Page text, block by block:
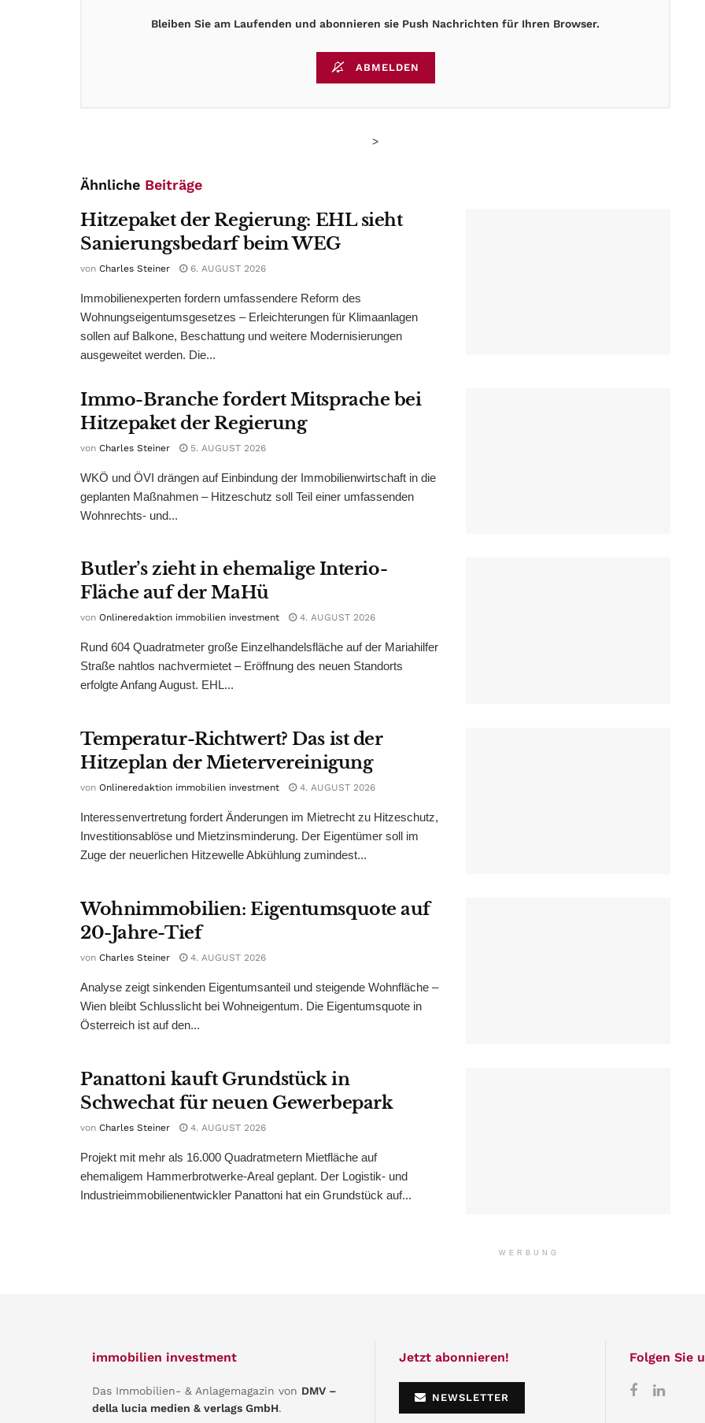
Bleiben Sie am Laufenden und abonnieren sie Push Nachrichten für Ihren Browser.
ABMELDEN
>
Ähnliche Beiträge
Hitzepaket der Regierung: EHL sieht
Sanierungsbedarf beim WEG
von Charles Steiner 6. AUGUST 2026
Immobilienexperten fordern umfassendere Reform des
Wohnungseigentumsgesetzes – Erleichterungen für Klimaanlagen
sollen auf Balkone, Beschattung und weitere Modernisierungen
ausgeweitet werden. Die...
Immo-Branche fordert Mitsprache bei
Hitzepaket der Regierung
von Charles Steiner 5. AUGUST 2026
WKÖ und ÖVI drängen auf Einbindung der Immobilienwirtschaft in die
geplanten Maßnahmen – Hitzeschutz soll Teil einer umfassenden
Wohnrechts- und...
Butler’s zieht in ehemalige Interio-
Fläche auf der MaHü
von Onlineredaktion immobilien investment 4. AUGUST 2026
Rund 604 Quadratmeter große Einzelhandelsfläche auf der Mariahilfer
Straße nahtlos nachvermietet – Eröffnung des neuen Standorts
erfolgte Anfang August. EHL...
Temperatur-Richtwert? Das ist der
Hitzeplan der Mietervereinigung
von Onlineredaktion immobilien investment 4. AUGUST 2026
Interessenvertretung fordert Änderungen im Mietrecht zu Hitzeschutz,
Investitionsablöse und Mietzinsminderung. Der Eigentümer soll im
Zuge der neuerlichen Hitzewelle Abkühlung zumindest...
Wohnimmobilien: Eigentumsquote auf
20-Jahre-Tief
von Charles Steiner 4. AUGUST 2026
Analyse zeigt sinkenden Eigentumsanteil und steigende Wohnfläche –
Wien bleibt Schlusslicht bei Wohneigentum. Die Eigentumsquote in
Österreich ist auf den...
Panattoni kauft Grundstück in
Schwechat für neuen Gewerbepark
von Charles Steiner 4. AUGUST 2026
Projekt mit mehr als 16.000 Quadratmetern Mietfläche auf
ehemaligem Hammerbrotwerke-Areal geplant. Der Logistik- und
Industrieimmobilienentwickler Panattoni hat ein Grundstück auf...
WERBUNG
immobilien investment
Das Immobilien- & Anlagemagazin von DMV –
della lucia medien & verlags GmbH.
Jetzt abonnieren!
NEWSLETTER
Folgen Sie